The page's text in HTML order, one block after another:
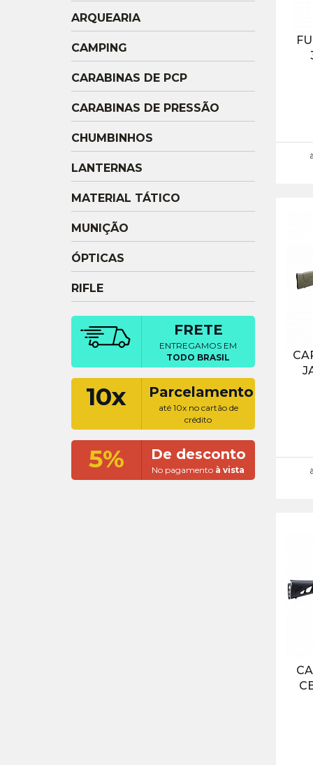
ARQUEARIA
CAMPING
CARABINAS DE PCP
CARABINAS DE PRESSÃO
CHUMBINHOS
LANTERNAS
MATERIAL TÁTICO
MUNIÇÃO
ÓPTICAS
RIFLE
FRETE
ENTREGAMOS EM
TODO BRASIL
10x Parcelamento
até 10x no cartão de
crédito
5% De desconto
No pagamento à vista